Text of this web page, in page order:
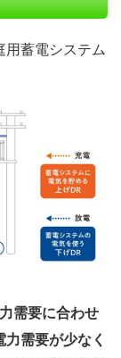
用蓄電システム
需要に合わせ
需要が少なく